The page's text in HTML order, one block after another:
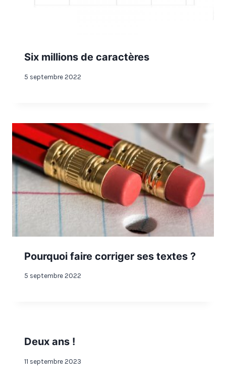
Six millions de caractères
5 septembre 2022
Pourquoi faire corriger ses textes ?
5 septembre 2022
Deux ans !
11 septembre 2023